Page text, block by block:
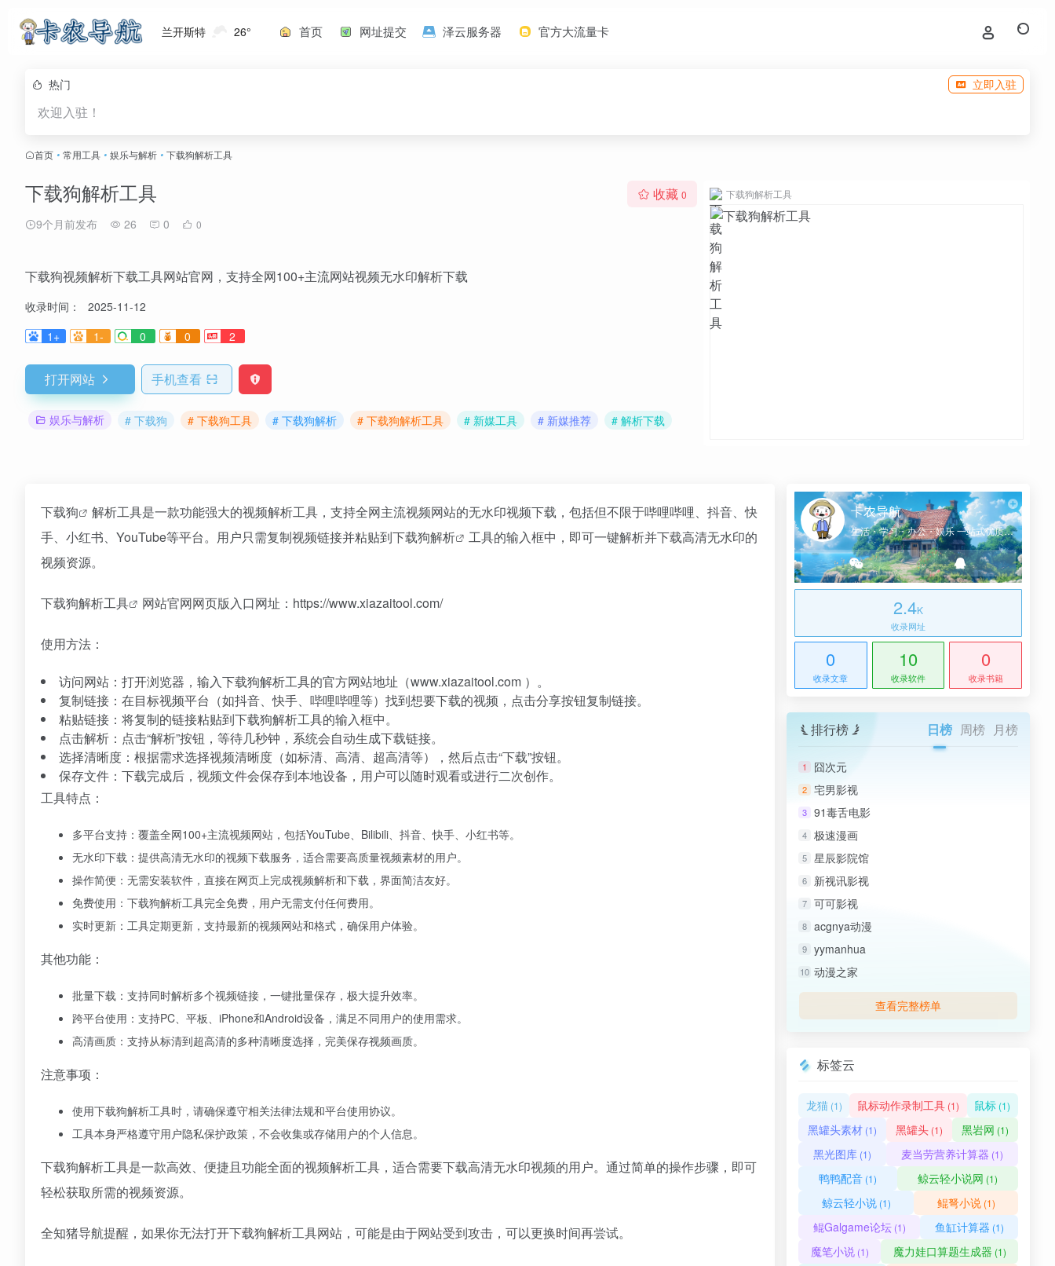
兰开斯特 26° 首页 网址提交 泽云服务器 官方大流量卡
热门 立即入驻
欢迎入驻！
首页 • 常用工具 • 娱乐与解析 • 下载狗解析工具
下载狗解析工具
9个月前发布 26 0 0
收藏 0
下载狗视频解析下载工具网站官网，支持全网100+主流网站视频无水印解析下载
收录时间：
2025-11-12
1+
1- 0 0 2
打开网站 手机查看
娱乐与解析 # 下载狗 # 下载狗工具 # 下载狗解析 # 下载狗解析工具 # 新媒工具 # 新媒推荐 # 解析下载
下载狗解析工具
下载狗
解析工具是一款功能强大的视频解析工具，支持全网主流视频网站的无水印视频下载，包括但不限于哔哩哔哩、抖音、快
手、小红书、YouTube等平台。用户只需复制视频链接并粘贴到下载狗解析
工具的输入框中，即可一键解析并下载高清无水印的
视频资源。
下载狗解析工具 网站官网网页版入口网址：https://www.xiazaitool.com/
使用方法：
访问网站：打开浏览器，输入下载狗解析工具的官方网站地址（www.xiazaitool.com ）。
复制链接：在目标视频平台（如抖音、快手、哔哩哔哩等）找到想要下载的视频，点击分享按钮复制链接。
粘贴链接：将复制的链接粘贴到下载狗解析工具的输入框中。
点击解析：点击“解析”按钮，等待几秒钟，系统会自动生成下载链接。
选择清晰度：根据需求选择视频清晰度（如标清、高清、超高清等），然后点击“下载”按钮。
保存文件：下载完成后，视频文件会保存到本地设备，用户可以随时观看或进行二次创作。
工具特点：
多平台支持：覆盖全网100+主流视频网站，包括YouTube、Bilibili、抖音、快手、小红书等。
无水印下载：提供高清无水印的视频下载服务，适合需要高质量视频素材的用户。
操作简便：无需安装软件，直接在网页上完成视频解析和下载，界面简洁友好。
免费使用：下载狗解析工具完全免费，用户无需支付任何费用。
实时更新：工具定期更新，支持最新的视频网站和格式，确保用户体验。
其他功能：
批量下载：支持同时解析多个视频链接，一键批量保存，极大提升效率。
跨平台使用：支持PC、平板、iPhone和Android设备，满足不同用户的使用需求。
高清画质：支持从标清到超高清的多种清晰度选择，完美保存视频画质。
注意事项：
使用下载狗解析工具时，请确保遵守相关法律法规和平台使用协议。
工具本身严格遵守用户隐私保护政策，不会收集或存储用户的个人信息。
下载狗解析工具是一款高效、便捷且功能全面的视频解析工具，适合需要下载高清无水印视频的用户。通过简单的操作步骤，即可
轻松获取所需的视频资源。
全知猪导航提醒，如果你无法打开下载狗解析工具网站，可能是由于网站受到攻击，可以更换时间再尝试。
卡农导航
生活・学习・办公・娱乐 一站式优质网址导航
2.4K
收录网址
0
收录文章
10
收录软件
0
收录书籍
排行榜 日榜 周榜 月榜
1 囧次元
2 宅男影视
3 91毒舌电影
4 极速漫画
5 星辰影院馆
6 新视讯影视
7 可可影视
8 acgnya动漫
9 yymanhua
10 动漫之家
查看完整榜单
标签云
龙猫(1) 鼠标动作录制工具(1) 鼠标 (1)
黑罐头素材 (1) 黑罐头 (1) 黑岩网 (1)
黑光图库 (1) 麦当劳营养计算器 (1)
鸭鸭配音 (1) 鲸云轻小说网 (1)
鲸云轻小说(1) 鲲弩小说(1)
鲲Galgame论坛(1) 鱼缸计算器 (1)
魔笔小说(1) 魔力娃口算题生成器 (1)